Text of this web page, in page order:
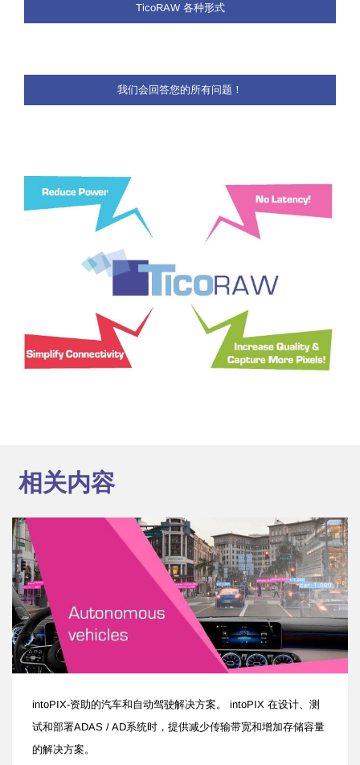
TicoRAW 各种形式
我们会回答您的所有问题！
相关内容
intoPIX-资助的汽车和自动驾驶解决方案。 intoPIX 在设计、测
试和部署ADAS / AD系统时，提供减少传输带宽和增加存储容量
的解决方案。